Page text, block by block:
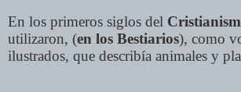
En los primeros siglos del
utilizaron, (en los Bestiarios), como
ilustrados, que describía animales y